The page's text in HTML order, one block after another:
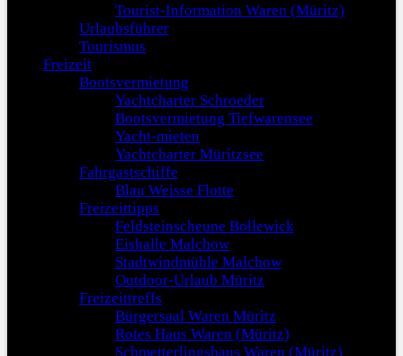
Tourist-Information Waren (Müritz)
Urlaubsführer
Tourismus
Freizeit
Bootsvermietung
Yachtcharter Schroeder
Bootsvermietung Tiefwarensee
Yacht-mieten
Yachtcharter Müritzsee
Fahrgastschiffe
Blau Weisse Flotte
Freizeittipps
Feldsteinscheune Bollewick
Eishalle Malchow
Stadtwindmühle Malchow
Outdoor-Urlaub Müritz
Freizeittreffs
Bürgersaal Waren Müritz
Rotes Haus Waren (Müritz)
Schmetterlingshaus Waren (Müritz)